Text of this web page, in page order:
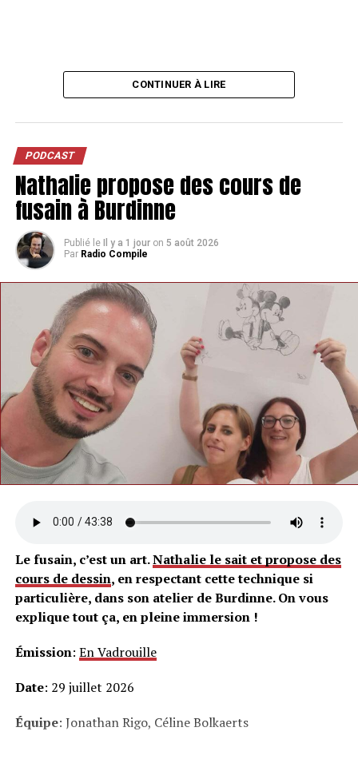
CONTINUER À LIRE
PODCAST
Nathalie propose des cours de
fusain à Burdinne
Publié le Il y a 1 jour on 5 août 2026
Par Radio Compile
Le fusain, c’est un art.Nathalie le sait et propose des
cours de dessin, en respectant cette technique si
particulière, dans son atelier de Burdinne. On vous
explique tout ça, en pleine immersion !
Émission: En Vadrouille
Date: 29 juillet 2026
Équipe: Jonathan Rigo, Céline Bolkaerts